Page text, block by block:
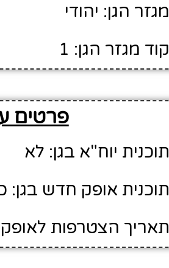
מגזר הגן: יהודי
קוד מגזר הגן: 1
פרטים
תוכנית יוח"א בגן: לא
תוכנית אופק חדש בגן:
תאריך הצטרפות לאופק חדש: